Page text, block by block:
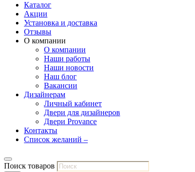
Каталог
Акции
Установка и доставка
Отзывы
О компании
О компании
Наши работы
Наши новости
Наш блог
Вакансии
Дизайнерам
Личный кабинет
Двери для дизайнеров
Двери Provance
Контакты
Список желаний –
Поиск товаров